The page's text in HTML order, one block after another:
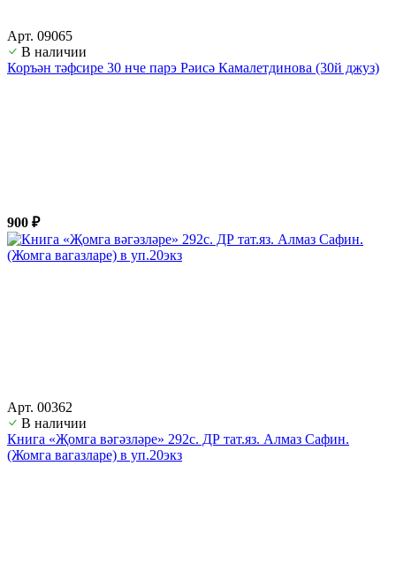
Арт. 09065
В наличии
Коръән тәфсире 30 нче парэ Рәисә Камалетдинова (30й джуз)
900 ₽
Арт. 00362
В наличии
Книга «Җомга вәгәзләре» 292с. ДР тат.яз. Алмаз Сафин.
(Жомга вагазларе) в уп.20экз